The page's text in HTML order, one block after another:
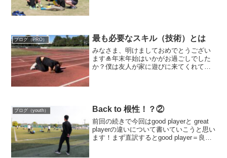
ブログ（PRO） 最も必要なスキル（技術）とは
みなさま、明けましておめでとうござい
ます🎍年末年始はいかがお過ごしでした
か？僕は友人が家に遊びに来てくれて、
ブログ（youth） Back to 根性！？②
前回の続きで今回はgood playerと great
playerの違いについて書いていこうと思い
ます！まず直訳するとgood player＝良い